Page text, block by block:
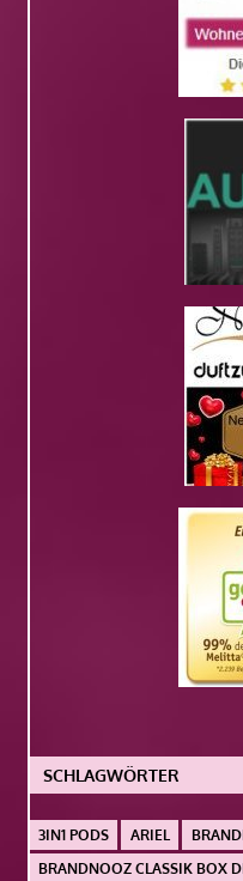
SCHLAGWÖRTER
3IN1 PODS ARIEL
BRANDNOOZ CLASSIK BOX